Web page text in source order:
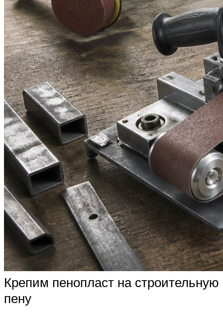
Крепим пенопласт на строительную
пену